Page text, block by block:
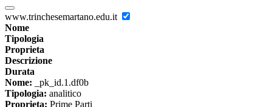
www.trinchesemartano.edu.it
Nome
Tipologia
Proprieta
Descrizione
Durata
Nome: _pk_id.1.df0b
Tipologia: analitico
Proprieta: Prime Parti